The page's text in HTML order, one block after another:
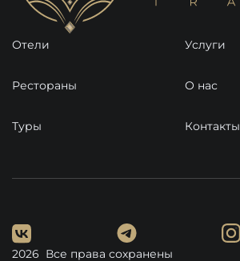
Отели Услуги
Рестораны О нас
Туры Контакты
2026 Все права сохранены